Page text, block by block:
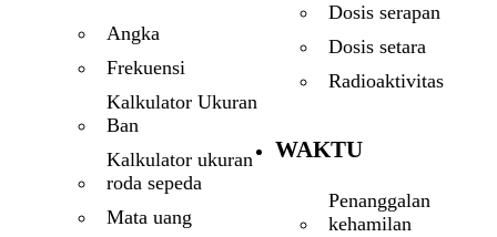
Angka
Frekuensi
Kalkulator Ukuran
Ban
Kalkulator ukuran
roda sepeda
Mata uang
Dosis serapan
Dosis setara
Radioaktivitas
WAKTU
Penanggalan
kehamilan